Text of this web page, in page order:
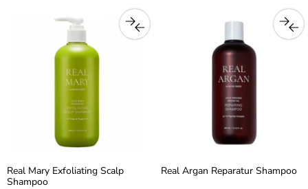
Real Mary Exfoliating Scalp
Shampoo
Real Argan Reparatur Shampoo